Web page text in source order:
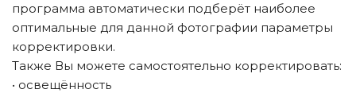
программа автоматически подберёт наиболее
оптимальные для данной фотографии параметры
корректировки.
Также Вы можете самостоятельно корректировать:
• освещённость